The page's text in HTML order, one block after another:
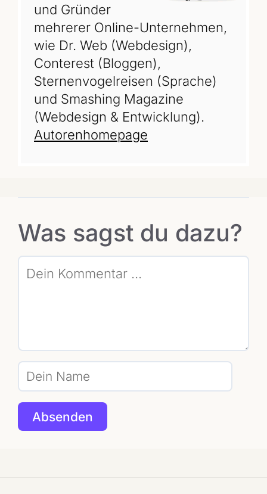
und Gründer
mehrerer Online-Unternehmen,
wie Dr. Web (Webdesign),
Conterest (Bloggen),
Sternenvogelreisen (Sprache)
und Smashing Magazine
(Webdesign & Entwicklung).
Autorenhomepage
Was sagst du dazu?